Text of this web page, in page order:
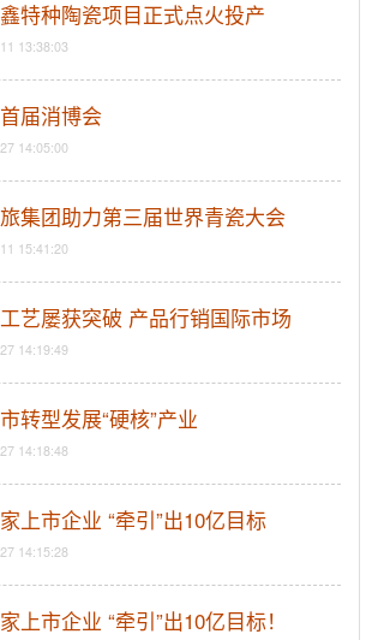
特种陶瓷项目正式点火投产
13:38:03
届消博会
14:05:00
集团助力第三届世界青瓷大会
15:41:20
艺屡获突破 产品行销国际市场
14:19:49
转型发展“硬核”产业
14:18:48
上市企业 “牵引”出10亿目标
14:15:28
上市企业 “牵引”出10亿目标！